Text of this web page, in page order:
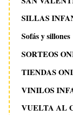
SILLAS
Sofás y sillones
SORTEOS
TIENDAS
VINILOS
VUELTA AL